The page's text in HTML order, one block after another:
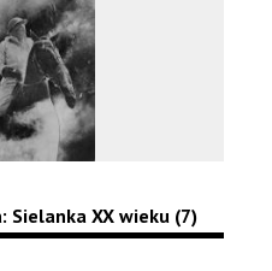
Sielanka XX wieku (7)